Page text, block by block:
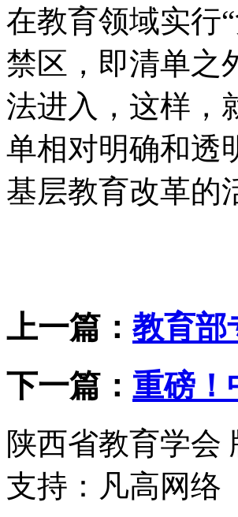
在教育领域实行
禁区，即清单之
法进入，这样，
单相对明确和透
基层教育改革的
上一篇：教育部
下一篇： 重磅！
陕西省教育学会
支持： 凡高网络